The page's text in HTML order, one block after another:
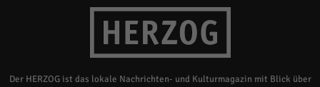
Der HERZOG ist das lokale Nachrichten- und Kulturmagazin mit Blick über